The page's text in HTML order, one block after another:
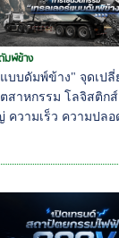
มพ์ข้าง
บบดัมพ์ข้าง" จุดเป
สาหกรรม โลจิสติกส์
วามเร็ว ความปล